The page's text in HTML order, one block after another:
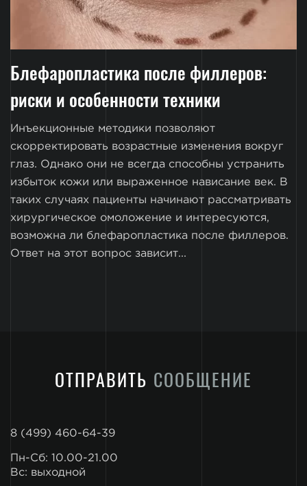
Блефаропластика после филлеров:
риски и особенности техники
Инъекционные методики позволяют
скорректировать возрастные изменения вокруг
глаз. Однако они не всегда способны устранить
избыток кожи или выраженное нависание век. В
таких случаях пациенты начинают рассматривать
хирургическое омоложение и интересуются,
возможна ли блефаропластика после филлеров.
Ответ на этот вопрос зависит...
ОТПРАВИТЬ СООБЩЕНИЕ
8 (499) 460-64-39
Пн-Сб: 10.00-21.00
Вс: выходной